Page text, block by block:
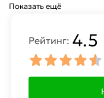
Показать ещё
Рейтинг: 4.5